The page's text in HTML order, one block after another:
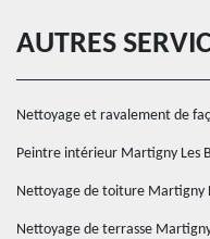
AUTRES
Nettoyage et ravalement de
Peintre intérieur Martigny Les
Nettoyage de toiture Martigny
Nettoyage de terrasse